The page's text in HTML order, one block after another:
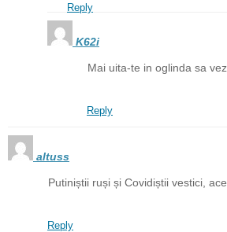
Reply
K62i
Mai uita-te in oglinda sa
Reply
altuss
Putiniștii ruși și Covidiștii vestici,
Reply